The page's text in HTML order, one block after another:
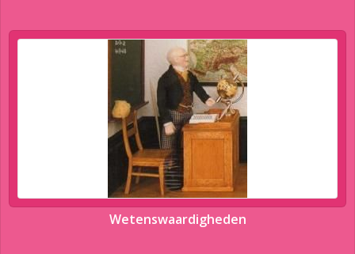
Wetenswaardigheden